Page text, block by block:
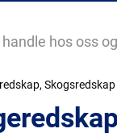
hos oss
Skogsredskap